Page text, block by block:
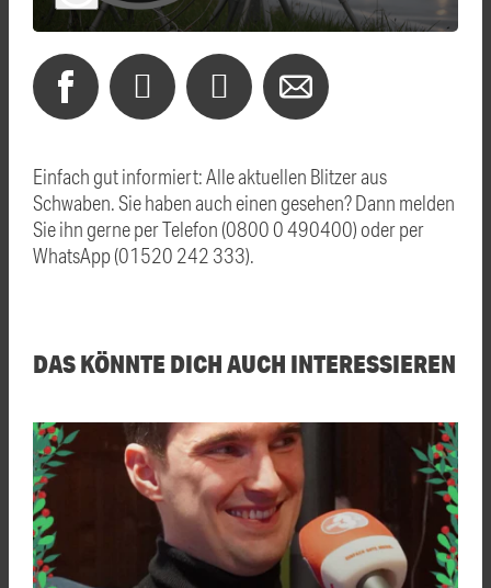
Einfach gut informiert: Alle aktuellen Blitzer aus
Schwaben. Sie haben auch einen gesehen? Dann melden
Sie ihn gerne per Telefon (0800 0 490400) oder per
WhatsApp (01520 242 333).
DAS KÖNNTE DICH AUCH INTERESSIEREN